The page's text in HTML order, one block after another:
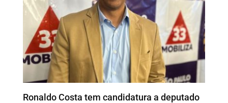
Além da Influência reúne empresários e